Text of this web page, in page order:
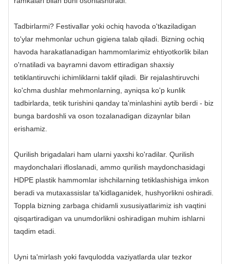
Tadbirlarmi? Festivallar yoki ochiq havoda o'tkaziladigan
to'ylar mehmonlar uchun gigiena talab qiladi. Bizning ochiq
havoda harakatlanadigan hammomlarimiz ehtiyotkorlik bilan
o'rnatiladi va bayramni davom ettiradigan shaxsiy
tetiklantiruvchi ichimliklarni taklif qiladi. Bir rejalashtiruvchi
ko'chma dushlar mehmonlarning, ayniqsa ko'p kunlik
tadbirlarda, tetik turishini qanday ta'minlashini aytib berdi - biz
bunga bardoshli va oson tozalanadigan dizaynlar bilan
erishamiz.
Qurilish brigadalari ham ularni yaxshi ko'radilar. Qurilish
maydonchalari ifloslanadi, ammo qurilish maydonchasidagi
HDPE plastik hammomlar ishchilarning tetiklashishiga imkon
beradi va mutaxassislar ta'kidlaganidek, hushyorlikni oshiradi.
Toppla bizning zarbaga chidamli xususiyatlarimiz ish vaqtini
qisqartiradigan va unumdorlikni oshiradigan muhim ishlarni
taqdim etadi.
Uyni ta'mirlash yoki favqulodda vaziyatlarda ular tezkor